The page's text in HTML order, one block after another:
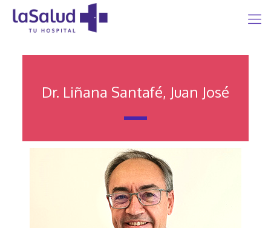
Dr. Liñana Santafé, Juan José